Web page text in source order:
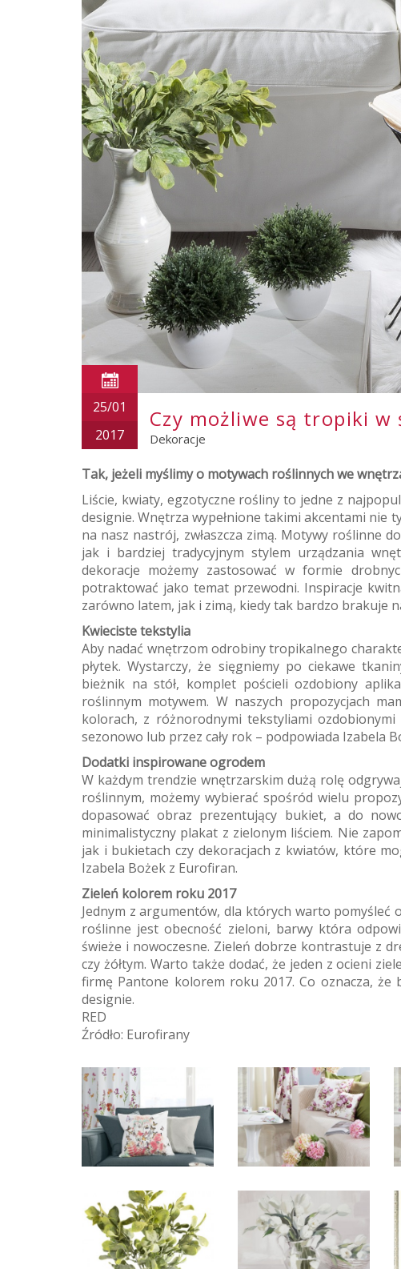
25/01
2017
Czy możliwe są tropiki w
Dekoracje
Tak, jeżeli myślimy o motywach roślinnych we
Liście, kwiaty, egzotyczne rośliny to jedne z
designie. Wnętrza wypełnione takimi akcentami nie
na nasz nastrój, zwłaszcza zimą. Motywy roślinne
jak i bardziej tradycyjnym stylem urządzania
dekoracje możemy zastosować w formie
potraktować jako temat przewodni. Inspiracje
zarówno latem, jak i zimą, kiedy tak bardzo brakuje
Kwieciste tekstylia
Aby nadać wnętrzom odrobiny tropikalnego
płytek. Wystarczy, że sięgniemy po ciekawe
bieżnik na stół, komplet pościeli ozdobiony
roślinnym motywem. W naszych propozycjach
kolorach, z różnorodnymi tekstyliami
sezonowo lub przez cały rok – podpowiada Izabela
Dodatki inspirowane ogrodem
W każdym trendzie wnętrzarskim dużą rolę
roślinnym, możemy wybierać spośród wielu
dopasować obraz prezentujący bukiet, a do
minimalistyczny plakat z zielonym liściem. Nie
jak i bukietach czy dekoracjach z kwiatów, które
Izabela Bożek z Eurofiran.
Zieleń kolorem roku 2017
Jednym z argumentów, dla których warto pomyśleć
roślinne jest obecność zieloni, barwy która
świeże i nowoczesne. Zieleń dobrze kontrastuje z
czy żółtym. Warto także dodać, że jeden z ocieni
firmę Pantone kolorem roku 2017. Co oznacza,
designie.
RED
Źródło: Eurofirany